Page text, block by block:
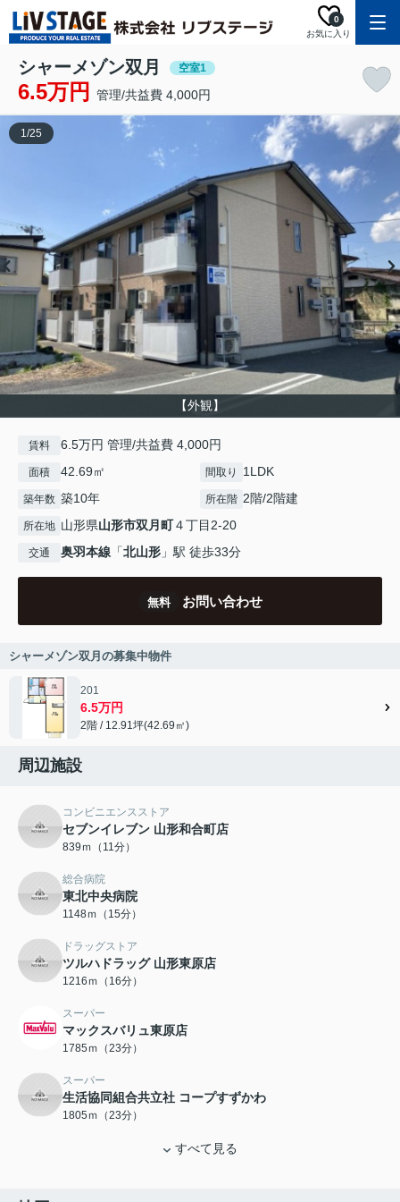
お気に入り
0
シャーメゾン双月 空室1
6.5万円 管理/共益費 4,000円
【外観】
1/25
賃料 6.5万円 管理/共益費 4,000円
面積 42.69㎡ 間取り 1LDK
築年数 築10年 所在階 2階/2階建
所在地 山形県山形市双月町４丁目2-20
交通 奥羽本線 「北山形 」駅 徒歩33分
無料 お問い合わせ
シャーメゾン双月の募集中物件
201
6.5万円
2階 / 12.91坪(42.69㎡)
周辺施設
コンビニエンスストア
セブンイレブン 山形和合町店
839ｍ（11分）
総合病院
東北中央病院
1148ｍ（15分）
ドラッグストア
ツルハドラッグ 山形東原店
1216ｍ（16分）
スーパー
マックスバリュ東原店
1785ｍ（23分）
スーパー
生活協同組合共立社 コープすずかわ
1805ｍ（23分）
すべて見る